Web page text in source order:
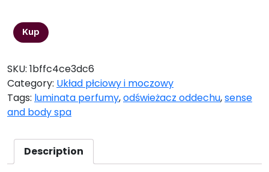
Kup
SKU: 1bffc4ce3dc6
Category: Układ płciowy i moczowy
Tags: luminata perfumy,odświeżacz oddechu,sense
and body spa
Description